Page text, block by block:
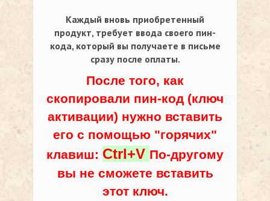
Каждый вновь приобретенный
продукт, требует ввода своего пин-
кода, который вы получаете в письме
сразу после оплаты.
После того, как
скопировали пин-код (ключ
активации) нужно вставить
его с помощью "горячих"
клавиш: Ctrl+V По-другому
вы не сможете вставить
этот ключ.